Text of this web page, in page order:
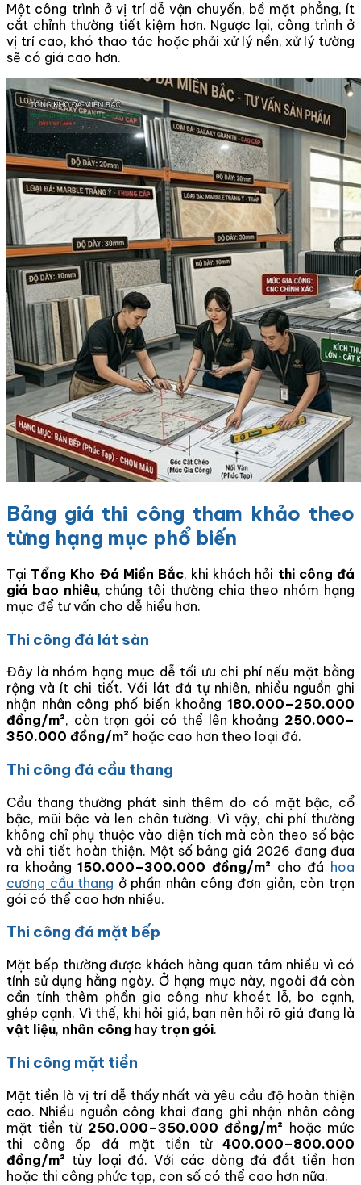
Một công trình ở vị trí dễ vận chuyển, bề mặt phẳng, ít
cắt chỉnh thường tiết kiệm hơn. Ngược lại, công trình ở
vị trí cao, khó thao tác hoặc phải xử lý nền, xử lý tường
sẽ có giá cao hơn.
Bảng giá thi công tham khảo theo
từng hạng mục phổ biến
Tại Tổng Kho Đá Miền Bắc, khi khách hỏi thi công đá
giá bao nhiêu, chúng tôi thường chia theo nhóm hạng
mục để tư vấn cho dễ hiểu hơn.
Thi công đá lát sàn
Đây là nhóm hạng mục dễ tối ưu chi phí nếu mặt bằng
rộng và ít chi tiết. Với lát đá tự nhiên, nhiều nguồn ghi
nhận nhân công phổ biến khoảng 180.000–250.000
đồng/m², còn trọn gói có thể lên khoảng 250.000–
350.000 đồng/m² hoặc cao hơn theo loại đá.
Thi công đá cầu thang
Cầu thang thường phát sinh thêm do có mặt bậc, cổ
bậc, mũi bậc và len chân tường. Vì vậy, chi phí thường
không chỉ phụ thuộc vào diện tích mà còn theo số bậc
và chi tiết hoàn thiện. Một số bảng giá 2026 đang đưa
ra khoảng150.000–300.000 đồng/m² cho đá hoa
cương cầu thang ở phần nhân công đơn giản, còn trọn
gói có thể cao hơn nhiều.
Thi công đá mặt bếp
Mặt bếp thường được khách hàng quan tâm nhiều vì có
tính sử dụng hằng ngày. Ở hạng mục này, ngoài đá còn
cần tính thêm phần gia công như khoét lỗ, bo cạnh,
ghép cạnh. Vì thế, khi hỏi giá, bạn nên hỏi rõ giá đang là
vật liệu, nhân công hay trọn gói.
Thi công mặt tiền
Mặt tiền là vị trí dễ thấy nhất và yêu cầu độ hoàn thiện
cao. Nhiều nguồn công khai đang ghi nhận nhân công
mặt tiền từ 250.000–350.000 đồng/m² hoặc mức
thi công ốp đá mặt tiền từ 400.000–800.000
đồng/m² tùy loại đá. Với các dòng đá đắt tiền hơn
hoặc thi công phức tạp, con số có thể cao hơn nữa.